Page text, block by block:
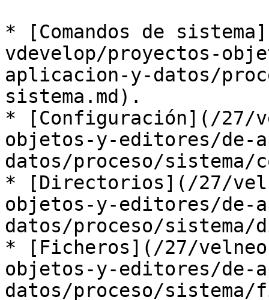
* [Comandos de
vdevelop/proyectos-
aplicacion-y-datos/
sistema.md).
* [Configuración](/27/
objetos-y-editores/de-
datos/proceso/sistema/
* [Directorios](/27/
objetos-y-editores/de-
datos/proceso/
* [Ficheros](/27/
objetos-y-editores/de-